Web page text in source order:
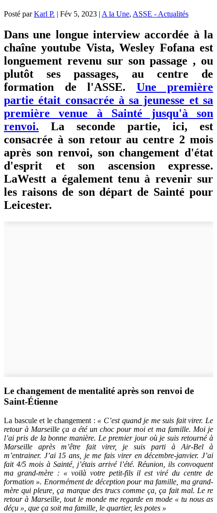
Posté parKarl P. | Fév 5, 2023 | A la Une, ASSE - Actualités
Dans une longue interview accordée à la
chaîne youtube Vista, Wesley Fofana est
longuement revenu sur son passage , ou
plutôt ses passages, au centre de
formation de l'ASSE. Une première
partie était consacrée à sa jeunesse et sa
première venue à Sainté jusqu'à son
renvoi. La seconde partie, ici, est
consacrée à son retour au centre 2 mois
après son renvoi, son changement d'état
d'esprit et son ascension expresse.
LaWestt a également tenu à revenir sur
les raisons de son départ de Sainté pour
Leicester.
Le changement de mentalité après son renvoi de
Saint-Étienne
La bascule et le changement : « C’est quand je me suis fait virer. Le
retour à Marseille ça a été un choc pour moi et ma famille. Moi je
l’ai pris de la bonne manière. Le premier jour où je suis retourné à
Marseille après m’être fait virer, je suis parti à Air-Bel à
m’entrainer. J’ai 15 ans, je me fais virer en décembre-janvier. J’ai
fait 4/5 mois à Sainté, j’étais arrivé l’été. Réunion, ils convoquent
ma grand-mère : « voilà votre petit-fils il est viré du centre de
formation ». Enormément de déception pour ma famille, ma grand-
mère qui pleure, ça marque des trucs comme ça, ça fait mal. Le re
retour à Marseille, tout le monde me regarde en mode « tu nous as
déçu », que ça soit ma famille, le quartier, les potes »